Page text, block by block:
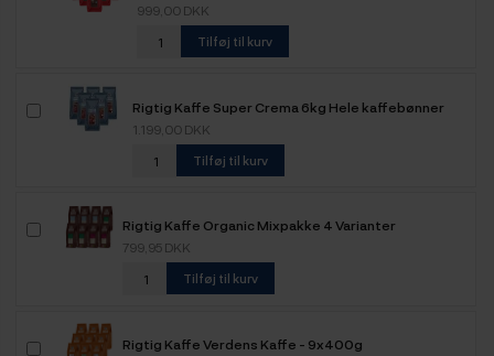
999,00 DKK
Tilføj til kurv
Rigtig Kaffe Super Crema 6kg Hele kaffebønner
1.199,00 DKK
Tilføj til kurv
Rigtig Kaffe Organic Mixpakke 4 Varianter
799,95 DKK
Tilføj til kurv
Rigtig Kaffe Verdens Kaffe - 9x400g